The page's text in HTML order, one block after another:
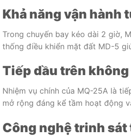
Khả năng vận hành
Trong chuyến bay kéo dài 2 giờ,
thống điều khiển mặt đất MD-5
Tiếp dầu trên
Nhiệm vụ chính của MQ-25A là
mở rộng đáng kể tầm hoạt động
Công nghệ trinh